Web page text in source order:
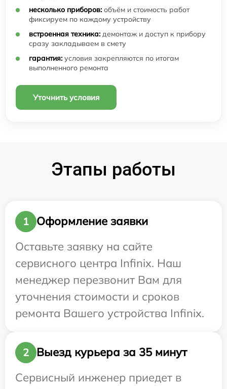
несколько приборов: объём и стоимость работ
фиксируем по каждому устройству
встроенная техника: демонтаж и доступ к прибору
сразу закладываем в смету
гарантия: условия закрепляются по итогам
выполненного ремонта
Уточнить условия
Этапы работы
1
Оформление заявки
Оставьте заявку на сайте
сервисного центра Infinix. Наш
менеджер перезвонит Вам для
уточнения стоимости и сроков
ремонта Вашего устройства Infinix.
2
Выезд курьера за 35 минут
Сервисный инженер приедет в